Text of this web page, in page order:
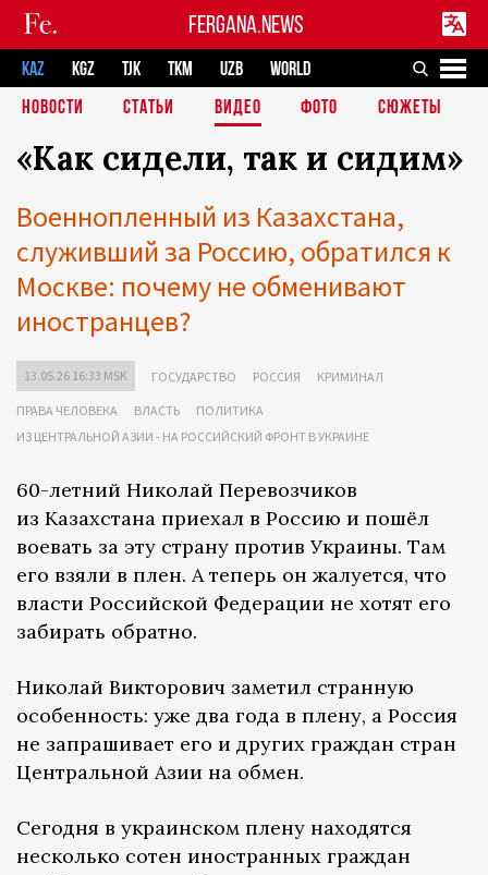
FERGANA.NEWS
KAZ KGZ TJK TKM UZB
WORLD
НОВОСТИ
СТАТЬИ ВИДЕО ФОТО СЮЖЕТЫ
«Как сидели, так и сидим»
Военнопленный из Казахстана,
служивший за Россию, обратился к
Москве: почему не обменивают
иностранцев?
13.05.26 16:33 MSK ГОСУДАРСТВО РОССИЯ КРИМИНАЛ
ПРАВА ЧЕЛОВЕКА ВЛАСТЬ
ПОЛИТИКА
ИЗ ЦЕНТРАЛЬНОЙ АЗИИ - НА РОССИЙСКИЙ ФРОНТ В УКРАИНЕ
60-летний Николай Перевозчиков
из Казахстана приехал в Россию и пошёл
воевать за эту страну против Украины. Там
его взяли в плен. А теперь он жалуется, что
власти Российской Федерации не хотят его
забирать обратно.
Николай Викторович заметил странную
особенность: уже два года в плену, а Россия
не запрашивает его и других граждан стран
Центральной Азии на обмен.
Сегодня в украинском плену находятся
несколько сотен иностранных граждан